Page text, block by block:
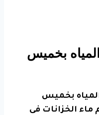
بخميس
بخميس
الخزانات فى